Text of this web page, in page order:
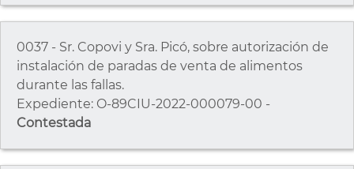
0037 - Sr. Copovi y Sra. Picó, sobre autorización de
instalación de paradas de venta de alimentos
durante las fallas.
Expediente: O-89CIU-2022-000079-00 -
Contestada